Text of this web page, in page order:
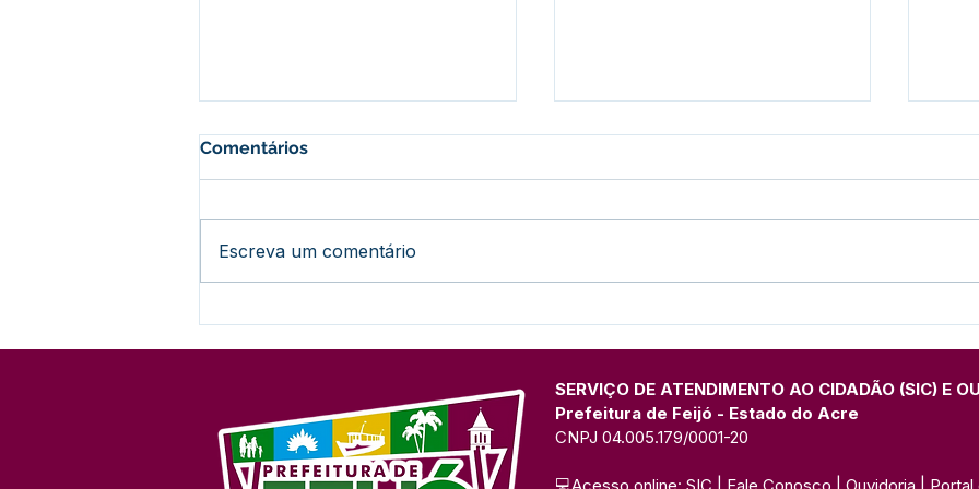
buracos e pavimentação
Comentários
Escreva um comentário
SERVIÇO DE ATENDIMENTO AO CIDADÃO (SIC) E
Prefeitura de Feijó - Estado do Acre
CNPJ 04.005.179/0001-20